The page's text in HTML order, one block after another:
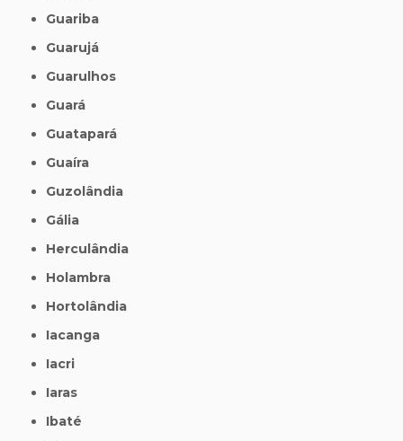
Guariba
Guarujá
Guarulhos
Guará
Guatapará
Guaíra
Guzolândia
Gália
Herculândia
Holambra
Hortolândia
Iacanga
Iacri
Iaras
Ibaté